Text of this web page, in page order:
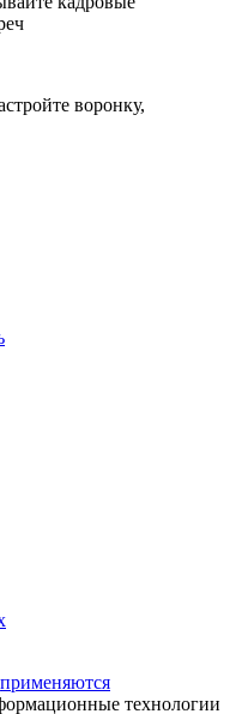
воронку,
применяются
технологии